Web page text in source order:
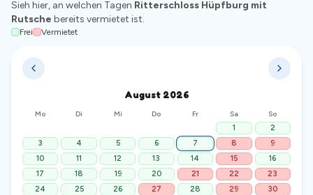
Sieh hier, an welchen Tagen Ritterschloss Hüpfburg mit
Rutsche bereits vermietet ist.
Frei Vermietet
August 2026
Mo Di Mi Do Fr Sa
So
1
2
3
4 5 6 7 8
9
10
11 12 13 14 15
16
17
18 19 20 21 22
23
24
25 26 27 28 29
30